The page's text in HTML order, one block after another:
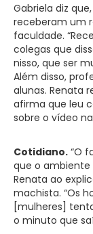
Gabriela diz
receberam um
faculdade.
colegas que
nisso, que ser
Além disso,
alunas. Renata
afirma que leu
sobre o vídeo
Cotidiano. “O
que o ambiente
Renata ao
machista. “Os
[mulheres]
o minuto que